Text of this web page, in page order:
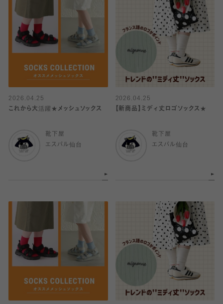
2026.04.25
これから大活躍★メッシュソックス
靴下屋
エスパル仙台
2026.04.25
【新商品】ミディ丈ロゴソックス★
靴下屋
エスパル仙台